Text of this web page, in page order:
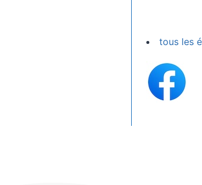
tous les